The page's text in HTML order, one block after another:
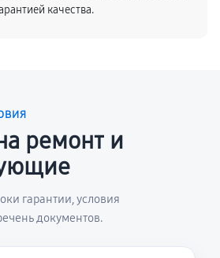
качества.
ремонт и
гарантии, условия
документов.